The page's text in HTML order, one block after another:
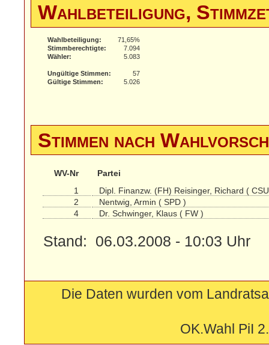
Wahlbeteiligung,
Wahlbeteiligung:
71,65%
Stimmberechtigte:
7.094
Wähler:
5.083
Ungültige Stimmen:
57
Gültige Stimmen:
5.026
Stimmen nach
WV-Nr
Partei
1
Dipl. Finanzw. (FH) Reisinger, Richard (
2
Nentwig, Armin ( SPD )
4
Dr. Schwinger, Klaus ( FW )
Stand: 06.03.2008 - 10:03 Uhr
Die Daten wurden vom
OK.Wahl PiI